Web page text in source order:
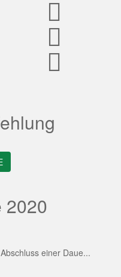
2020
einer Daue...